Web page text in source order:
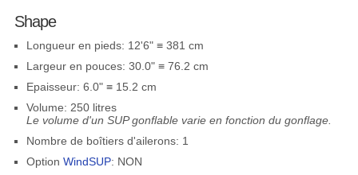
Shape
Longueur en pieds: 12'6" ≡ 381 cm
Largeur en pouces: 30.0" ≡ 76.2 cm
Epaisseur: 6.0" ≡ 15.2 cm
Volume: 250 litres
Le volume d'un SUP gonflable varie en fonction du gonflage.
Nombre de boîtiers d'ailerons: 1
Option WindSUP: NON